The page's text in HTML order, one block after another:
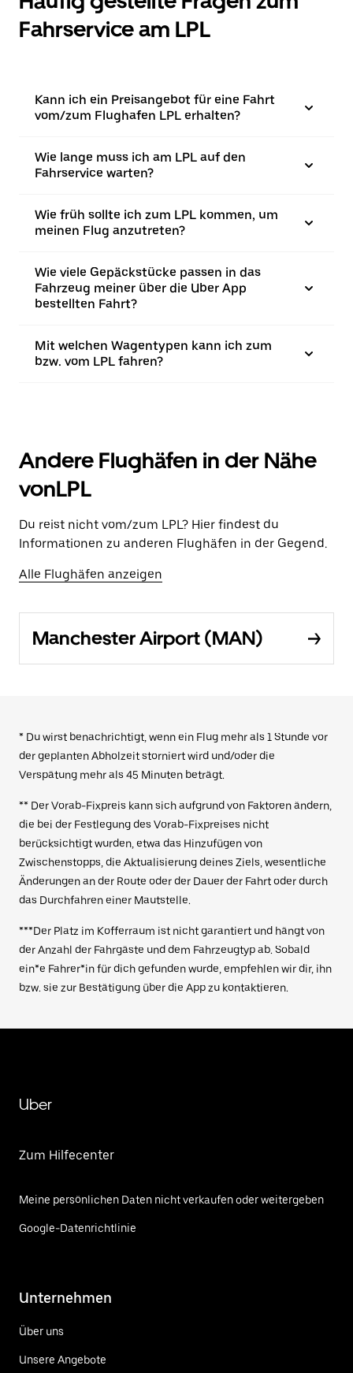
Fahrservice am LPL
Kann ich ein Preisangebot für eine Fahrt
vom/zum Flughafen LPL erhalten?
Wie lange muss ich am LPL auf den
Fahrservice warten?
Wie früh sollte ich zum LPL kommen, um
meinen Flug anzutreten?
Wie viele Gepäckstücke passen in das
Fahrzeug meiner über die Uber App
bestellten Fahrt?
Mit welchen Wagentypen kann ich zum
bzw. vom LPL fahren?
Andere Flughäfen in der Nähe
vonLPL
Du reist nicht vom/zum LPL? Hier findest du
Informationen zu anderen Flughäfen in der Gegend.
Alle Flughäfen anzeigen
Manchester Airport (MAN)
* Du wirst benachrichtigt, wenn ein Flug mehr als 1 Stunde vor
der geplanten Abholzeit storniert wird und/oder die
Verspätung mehr als 45 Minuten beträgt.
** Der Vorab-Fixpreis kann sich aufgrund von Faktoren ändern,
die bei der Festlegung des Vorab-Fixpreises nicht
berücksichtigt wurden, etwa das Hinzufügen von
Zwischenstopps, die Aktualisierung deines Ziels, wesentliche
Änderungen an der Route oder der Dauer der Fahrt oder durch
das Durchfahren einer Mautstelle.
***Der Platz im Kofferraum ist nicht garantiert und hängt von
der Anzahl der Fahrgäste und dem Fahrzeugtyp ab. Sobald
ein*e Fahrer*in für dich gefunden wurde, empfehlen wir dir, ihn
bzw. sie zur Bestätigung über die App zu kontaktieren.
Uber
Zum Hilfecenter
Meine persönlichen Daten nicht verkaufen oder weitergeben
Google-Datenrichtlinie
Unternehmen
Über uns
Unsere Angebote